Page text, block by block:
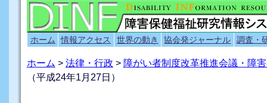
ホーム 情報アクセス 世界の動き 協会発ジャーナル 調査・
ホーム > 法律・行政 > 障がい者制度改革推進会議・障
（平成24年1月27日）